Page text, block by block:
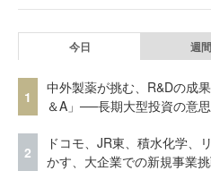
今日 週間
1
中外製薬が挑む、R&Dの成
＆A」──長期大型投資の意
2
ドコモ、JR東、積水化学、
かす、大企業での新規事業